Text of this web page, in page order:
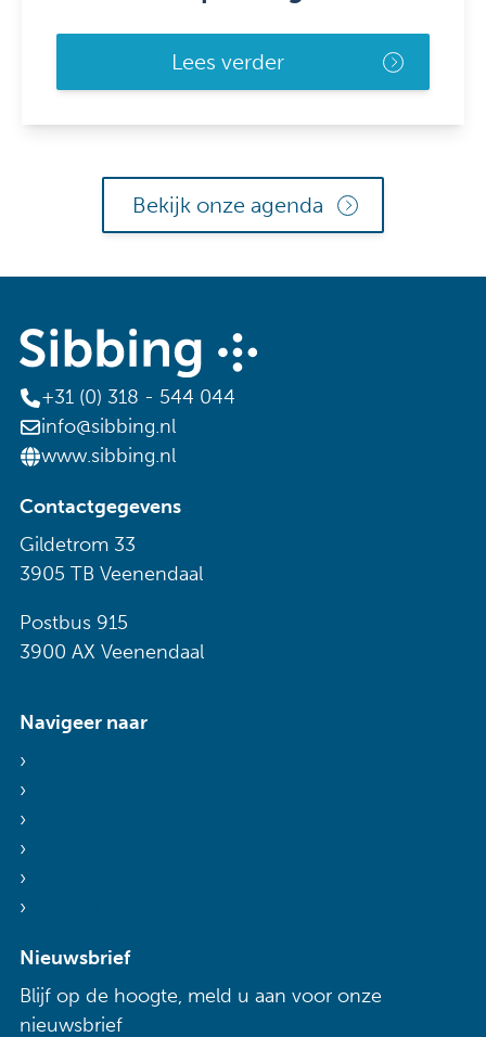
Lees verder
Bekijk onze agenda
+31 (0) 318 - 544 044
info@sibbing.nl
www.sibbing.nl
Contactgegevens
Gildetrom 33
3905 TB Veenendaal
Postbus 915
3900 AX Veenendaal
Navigeer naar
Nieuwsbrief
Blijf op de hoogte, meld u aan voor onze
nieuwsbrief